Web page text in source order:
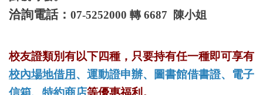
洽詢電話： 07-5252000 轉 6687 陳小姐
校友證類別有以下四種，只要持有任一種即可享有
校內場地借用 、 運動證申辦、 圖書館借書證、 電子
信箱、 特約商店等優惠福利 。